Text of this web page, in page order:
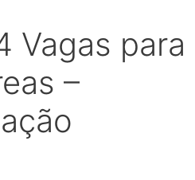
Vagas para
–